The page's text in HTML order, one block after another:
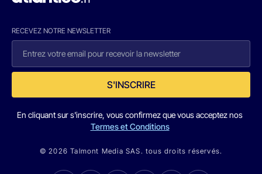
RECEVEZ NOTRE NEWSLETTER
S'INSCRIRE
En cliquant sur s'inscrire, vous confirmez que vous acceptez nos
Termes et Conditions
© 2026 Talmont Media SAS. tous droits réservés.